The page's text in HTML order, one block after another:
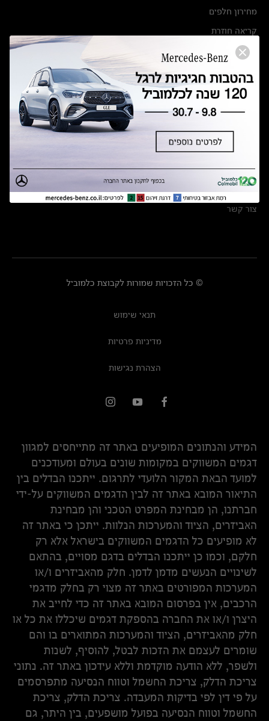
מחירון חלפים
קריאה חוזרת
הודעה על הטבות לרכבי מרצדס בהסדר פשרה בתצ 56447-02-19
תקנון ימי מכירות 120 לכלמוביל
מצאו אותנו
אולמות תצוגה
מרכזי שירות
צור קשר
© כל הזכויות שמורות לקבוצת כלמוביל
תנאי שימוש
מדיניות פרטיות
הצהרת נגישות
המידע והנתונים המופיעים באתר זה מתייחסים למגוון
דגמים המשווקים במקומות שונים בעולם ומעודכנים
למועד הבאת המקור הלועדי לתרגום. ייתכנו הבדלים בין
התיאור המובא באתר זה לבין הדגמים המשווקים על-ידי
חברתנו, הן מבחינת המפרט הטכני והן מבחינת
האביזרים, הציוד והמערכות הנלוות. ייתכן כי באתר זה
לא מופיעים כל הדגמים המשווקים בישראל אלא רק
חלקם, וכמו כן ייתכנו הבדלים בדגם מסויים, בהתאם
לשינויים הנעשים מדמן לדמן. חלק מהאביזרים ו/או
המערכות המפורטים באתר זה מצוי רק בחלק מדגמי
הרכבים, אין בפרסום המובא באתר זה כדי לחייב את
היצרן ו/או את החברה בהספקת דגמים שיכללו את כל או
חלק מהאביזרים, הציוד והמערכות המתוארים בו והם
שומרים לעצמם את הזכות לבטל, להוסיף, לשנות
ולשפר, ללא הודעה מוקדמת וללא עידכון באתר זה. נתוני
צריכת הדלק, צריכת החשמל וטווח הנסיעה מתפרסמים
על פי דין לפי בדיקות המעבדה. צריכת הדלק, צריכת
החשמל וטווח הנסיעה בפועל מושפעים, בין היתר, גם